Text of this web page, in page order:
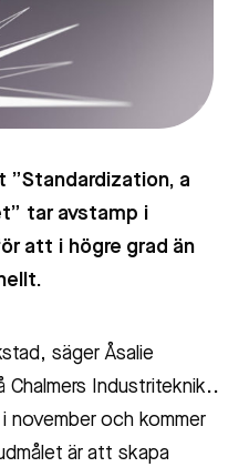
a
tar avstamp i
att i högre grad än
säger Åsalie
Chalmers Industriteknik..
november och kommer
är att skapa